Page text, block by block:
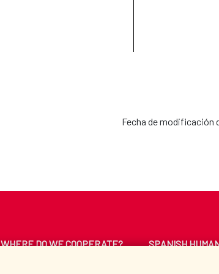
Fecha de modificación
WHERE DO WE COOPERATE?
SPANISH